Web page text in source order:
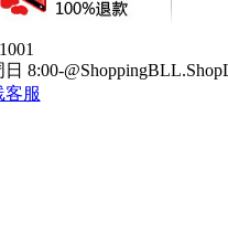
8:00-
客服